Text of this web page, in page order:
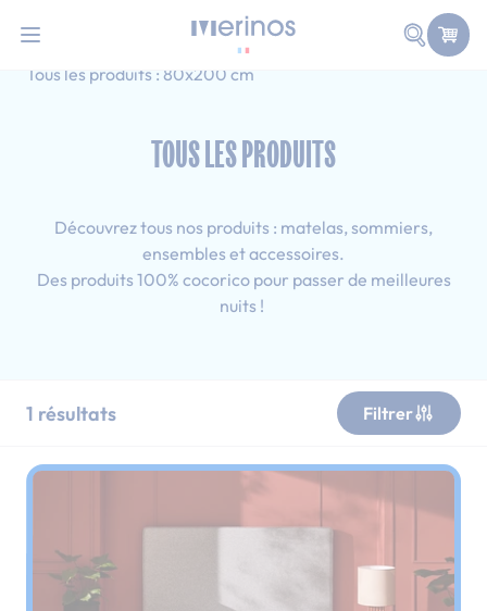
Faire
Accueil
Simple
Tous les produits : 80x200 cm
TOUS LES PRODUITS
Découvrez tous nos produits : matelas, sommiers,
ensembles et accessoires.
Des produits 100% cocorico pour passer de meilleures
nuits !
1 résultats Filtrer